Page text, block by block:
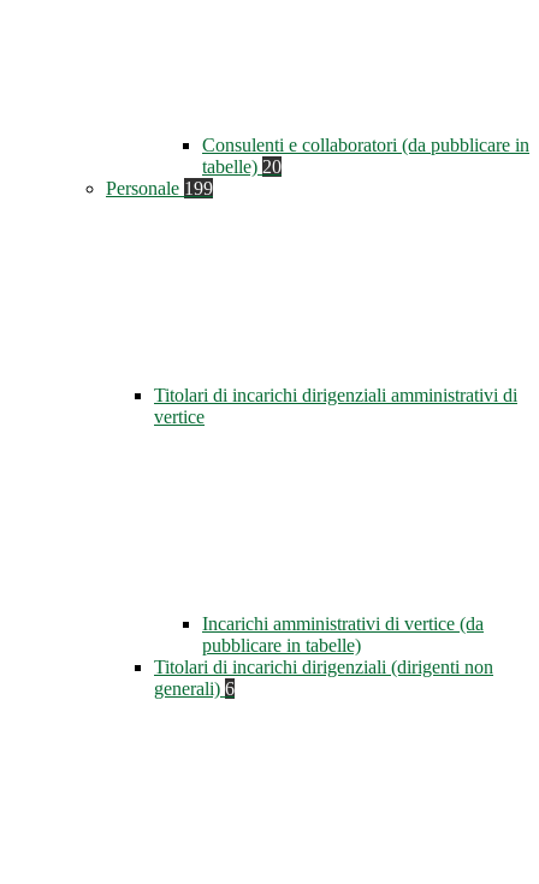
Consulenti e collaboratori (da pubblicare in
tabelle) 20
Personale 199
Titolari di incarichi dirigenziali amministrativi di
vertice
Incarichi amministrativi di vertice (da
pubblicare in tabelle)
Titolari di incarichi dirigenziali (dirigenti non
generali) 6